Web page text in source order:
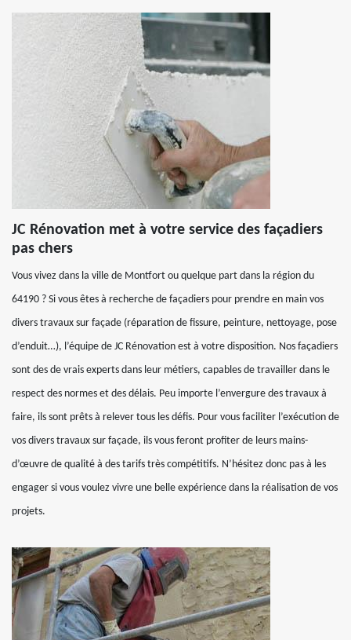
JC Rénovation met à votre service des façadiers
pas chers
Vous vivez dans la ville de Montfort ou quelque part dans la région du
64190 ? Si vous êtes à recherche de façadiers pour prendre en main vos
divers travaux sur façade (réparation de fissure, peinture, nettoyage, pose
d’enduit…), l’équipe de JC Rénovation est à votre disposition. Nos façadiers
sont des de vrais experts dans leur métiers, capables de travailler dans le
respect des normes et des délais. Peu importe l’envergure des travaux à
faire, ils sont prêts à relever tous les défis. Pour vous faciliter l’exécution de
vos divers travaux sur façade, ils vous feront profiter de leurs mains-
d’œuvre de qualité à des tarifs très compétitifs. N’hésitez donc pas à les
engager si vous voulez vivre une belle expérience dans la réalisation de vos
projets.